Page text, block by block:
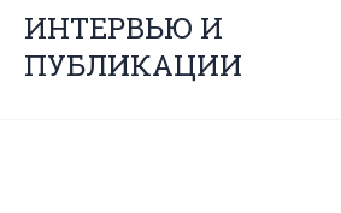
ИНТЕРВЬЮ И
ПУБЛИКАЦИИ